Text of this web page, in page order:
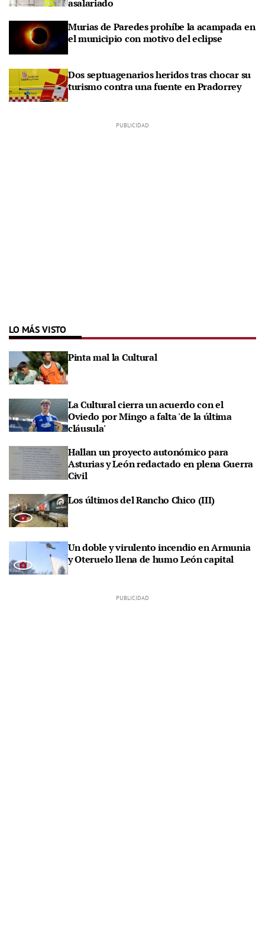
asalariado
Murias de Paredes prohíbe la acampada en
el municipio con motivo del eclipse
Dos septuagenarios heridos tras chocar su
turismo contra una fuente en Pradorrey
LO MÁS VISTO
Pinta mal la Cultural
La Cultural cierra un acuerdo con el
Oviedo por Mingo a falta 'de la última
cláusula'
Hallan un proyecto autonómico para
Asturias y León redactado en plena Guerra
Civil
Los últimos del Rancho Chico (III)
Un doble y virulento incendio en Armunia
y Oteruelo llena de humo León capital